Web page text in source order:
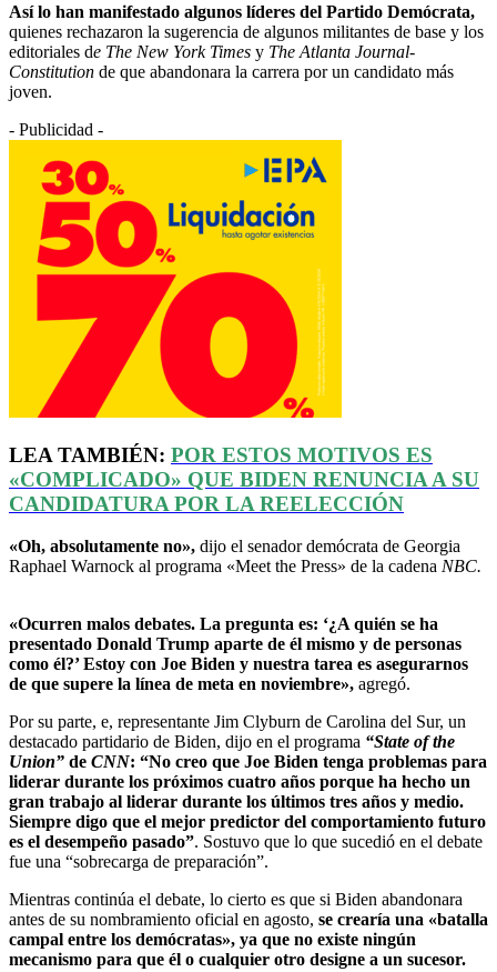
Así lo han manifestado algunos líderes del Partido Demócrata,
quienes rechazaron la sugerencia de algunos militantes de base y los
editoriales de The New York Times y The Atlanta Journal-
Constitution de que abandonara la carrera por un candidato más
joven.
- Publicidad -
LEA TAMBIÉN: POR ESTOS MOTIVOS ES
«COMPLICADO» QUE BIDEN RENUNCIA A SU
CANDIDATURA POR LA REELECCIÓN
«Oh, absolutamente no», dijo el senador demócrata de Georgia
Raphael Warnock al programa «Meet the Press» de la cadena NBC.
«Ocurren malos debates. La pregunta es: ‘¿A quién se ha
presentado Donald Trump aparte de él mismo y de personas
como él?’ Estoy con Joe Biden y nuestra tarea es asegurarnos
de que supere la línea de meta en noviembre», agregó.
Por su parte, e, representante Jim Clyburn de Carolina del Sur, un
destacado partidario de Biden, dijo en el programa “State of the
Union” de CNN: “No creo que Joe Biden tenga problemas para
liderar durante los próximos cuatro años porque ha hecho un
gran trabajo al liderar durante los últimos tres años y medio.
Siempre digo que el mejor predictor del comportamiento futuro
es el desempeño pasado”. Sostuvo que lo que sucedió en el debate
fue una “sobrecarga de preparación”.
Mientras continúa el debate, lo cierto es que si Biden abandonara
antes de su nombramiento oficial en agosto, se crearía una «batalla
campal entre los demócratas», ya que no existe ningún
mecanismo para que él o cualquier otro designe a un sucesor.